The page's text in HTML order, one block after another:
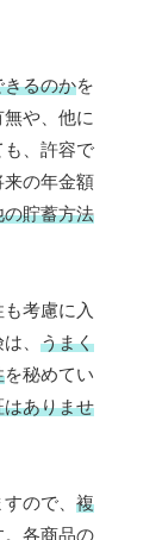
きるのかを
や、他に
も、許容で
来の年金額
の貯蓄方法
考慮に入
、 うまく
を秘めてい
ありませ
ので、 複
各商品の